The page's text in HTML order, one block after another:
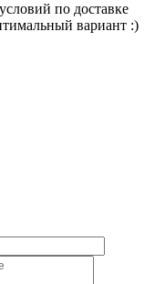
по доставке
вариант :)